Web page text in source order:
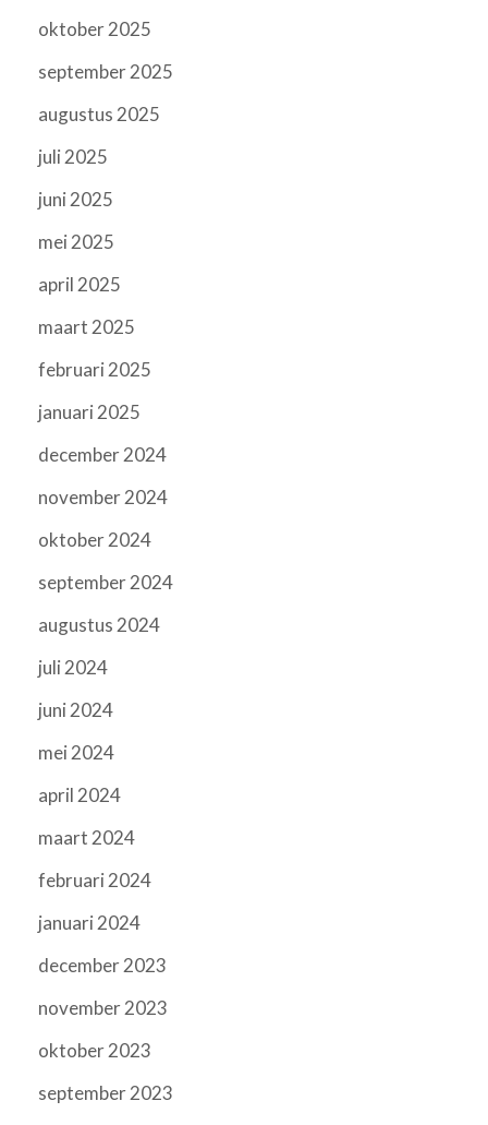
oktober 2025
september 2025
augustus 2025
juli 2025
juni 2025
mei 2025
april 2025
maart 2025
februari 2025
januari 2025
december 2024
november 2024
oktober 2024
september 2024
augustus 2024
juli 2024
juni 2024
mei 2024
april 2024
maart 2024
februari 2024
januari 2024
december 2023
november 2023
oktober 2023
september 2023